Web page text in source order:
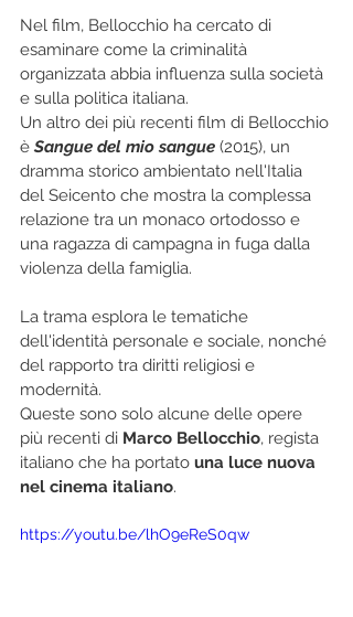
Nel film, Bellocchio ha cercato di
esaminare come la criminalità
organizzata abbia influenza sulla società
e sulla politica italiana.
Un altro dei più recenti film di Bellocchio
è Sangue del mio sangue (2015), un
dramma storico ambientato nell'Italia
del Seicento che mostra la complessa
relazione tra un monaco ortodosso e
una ragazza di campagna in fuga dalla
violenza della famiglia.
La trama esplora le tematiche
dell'identità personale e sociale, nonché
del rapporto tra diritti religiosi e
modernità.
Queste sono solo alcune delle opere
più recenti di Marco Bellocchio, regista
italiano che ha portato una luce nuova
nel cinema italiano.
https://youtu.be/lhO9eReS0qw